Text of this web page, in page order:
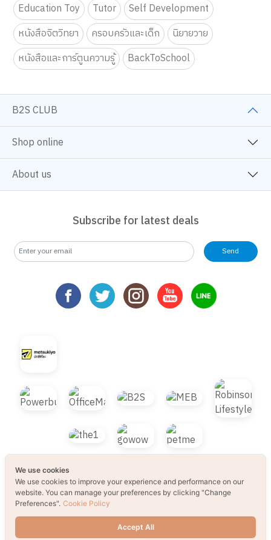
Education Toy
Tutor
Self Development
หนังสือจิตวิทยา
ครอบครัวและเด็ก
นิยายวาย
หนังสือและการ์ตูนความรู้
BackToSchool
B2S CLUB
Shop online
About us
Subscribe for latest deals
Send
© 2021 B2S CLUB, All rights reserved. Web
Design by1001click.
We use cookies
We use cookies to improve your experience and performance on our
website. You can manage your preferences by clicking "Change
Preferences". Cookie Policy
Accept All